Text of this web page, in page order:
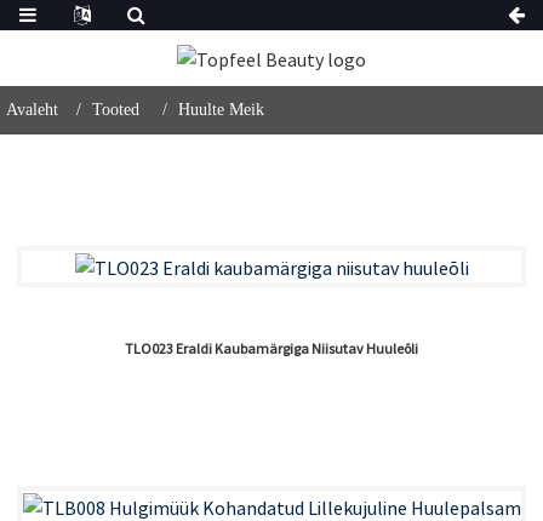
Avaleht Tooted Huulte Meik
TLO023 Eraldi Kaubamärgiga Niisutav Huuleõli